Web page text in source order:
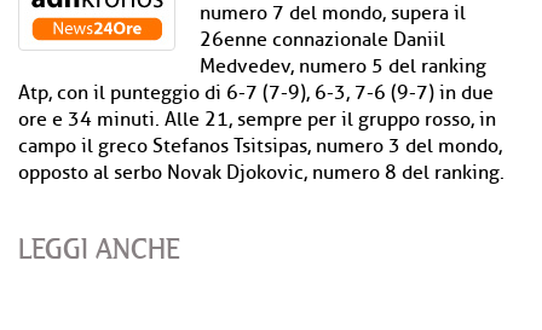
numero 7 del mondo, supera il
26enne connazionale Daniil
Medvedev, numero 5 del ranking
Atp, con il punteggio di 6-7 (7-9), 6-3, 7-6 (9-7) in due
ore e 34 minuti. Alle 21, sempre per il gruppo rosso, in
campo il greco Stefanos Tsitsipas, numero 3 del mondo,
opposto al serbo Novak Djokovic, numero 8 del ranking.
LEGGI ANCHE